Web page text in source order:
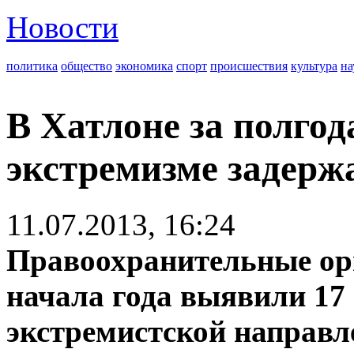
Новости
политика общество экономика спорт происшествия культура
В Хатлоне за
экстремизме
11.07.2013, 16:24
Правоохранительные
начала года выявили 17
экстремистской